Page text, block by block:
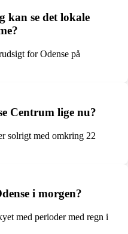
kan se det lokale
for Odense på
Centrum lige nu?
solrigt med omkring 22
i morgen?
med perioder med regn i